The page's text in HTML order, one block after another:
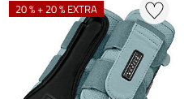
20 % + 20 % EXTRA